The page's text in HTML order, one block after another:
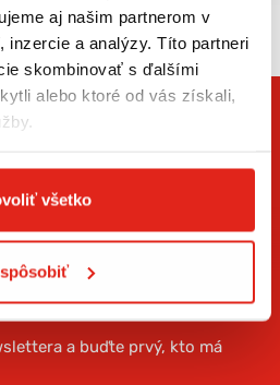
aj našim partnerom v
inzercie a analýzy. Títo partneri
skombinovať s ďalšími
alebo ktoré od vás získali,
všetko
AKO PRVÝ
a buďte prvý, kto má